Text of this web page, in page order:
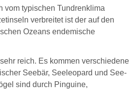
vom typischen Tundrenklima
verbreitet ist der auf den
Ozeans endemische
reich. Es kommen verschiedene
Seebär, Seeleopard und See-
sind durch Pinguine,